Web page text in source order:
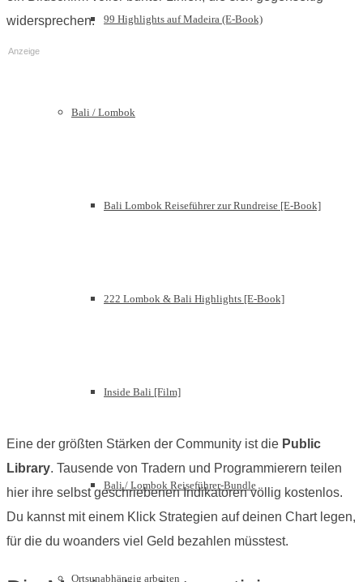
99 Highlights auf Madeira (E-Book)
Bali / Lombok
Bali Lombok Reiseführer zur Rundreise [E-Book]
222 Lombok & Bali Highlights [E-Book]
Inside Bali [Film]
Bali / Lombok Reiseführer-Bundle
Ortsunabhängig arbeiten
widersprechen.
Anzeige
Eine der größten Stärken der Community ist die Public
Library. Tausende von Tradern und Programmierern teilen
hier ihre selbst geschriebenen Indikatoren völlig kostenlos.
Du kannst mit einem Klick Strategien auf deinen Chart legen,
für die du woanders viel Geld bezahlen müsstest.